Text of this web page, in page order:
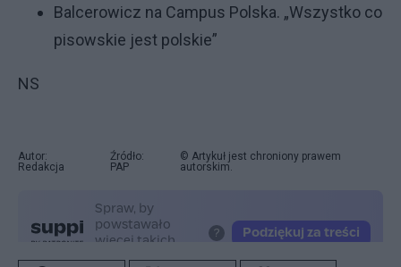
Balcerowicz na Campus Polska. „Wszystko co
pisowskie jest polskie”
NS
Autor:
Redakcja
Źródło:
PAP
© Artykuł jest chroniony prawem
autorskim.